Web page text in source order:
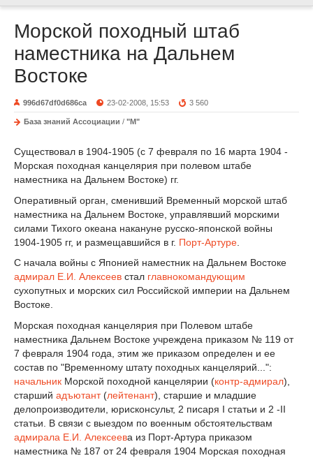
Морской походный штаб
наместника на Дальнем
Востоке
996d67df0d686ca 23-02-2008, 15:53 3 560
База знаний Ассоциации / "М"
Существовал в 1904-1905 (с 7 февраля по 16 марта 1904 -
Морская походная канцелярия при полевом штабе
наместника на Дальнем Востоке) гг.
Оперативный орган, сменивший Временный морской штаб
наместника на Дальнем Востоке, управлявший морскими
силами Тихого океана накануне русско-японской войны
1904-1905 гг, и размещавшийся в г. Порт-Артуре
С начала войны с Японией наместник на Дальнем Востоке
адмирал Е.И. Алексеев стал главнокомандующим
сухопутных и морских сил Российской империи на Дальнем
Востоке.
Морская походная канцелярия при Полевом штабе
наместника Дальнем Востоке учреждена приказом № 119 от
7 февраля 1904 года, этим же приказом определен и ее
состав по "Временному штату походных канцелярий...":
начальник Морской походной канцелярии (контр-адмирал),
старший адъютант(лейтенант), старшие и младшие
делопроизводители, юрисконсульт, 2 писаря I статьи и 2 -II
статьи. В связи с выездом по военным обстоятельствам
адмирала Е.И. Алексеева из Порт-Артура приказом
наместника № 187 от 24 февраля 1904 Морская походная